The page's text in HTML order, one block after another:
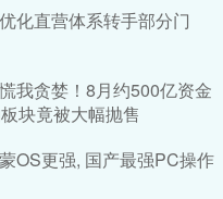
化直营体系转手部分门
我贪婪！8月约500亿资金
块竟被大幅抛售
OS更强, 国产最强PC操作